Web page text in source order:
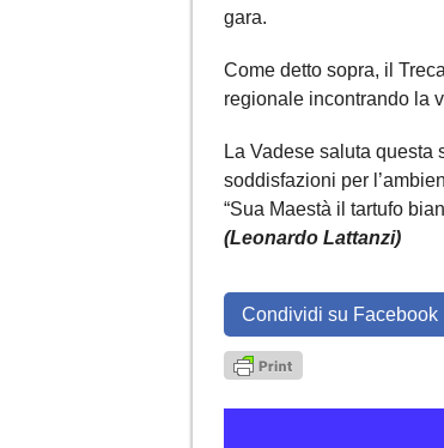
gara.
Come detto sopra, il
regionale incontrando la
La Vadese saluta
soddisfazioni per
“Sua Maestà il tartufo
(Leonardo Lattanzi)
Condividi su Facebook